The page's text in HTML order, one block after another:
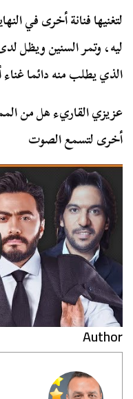
لتغنيها فنانة أخرى في
ليه، وتمر السنين ويظل
الذي يطلب منه دائما غناء
عزيزي القاريء هل من
أخرى لتسمع الصوت
Author